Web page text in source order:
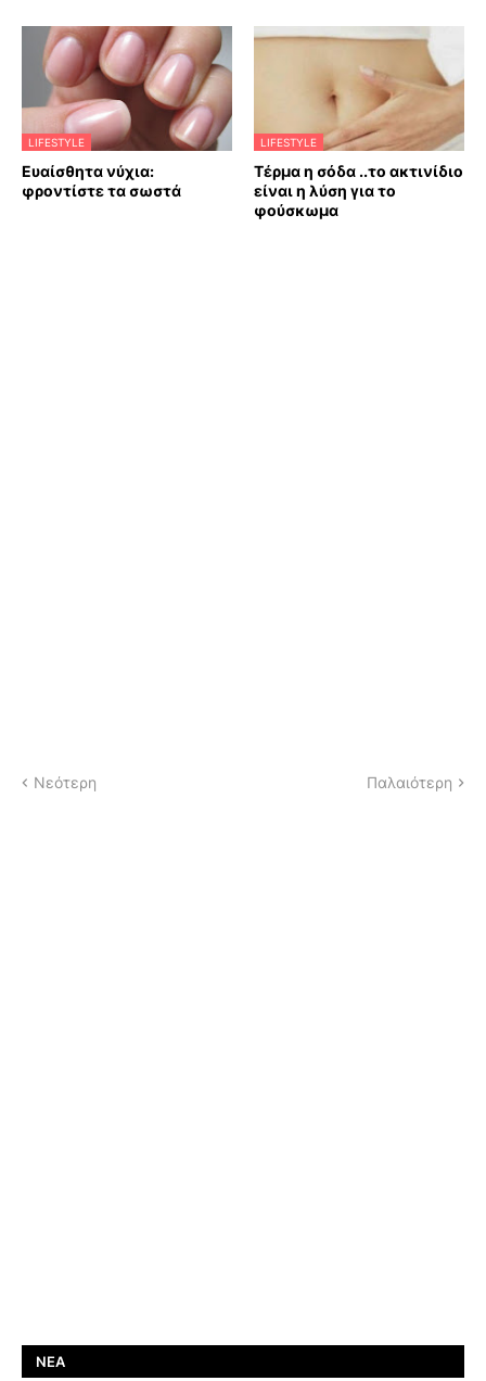
LIFESTYLE
Ευαίσθητα νύχια:
φροντίστε τα σωστά
LIFESTYLE
Τέρμα η σόδα ..το ακτινίδιο
είναι η λύση για το
φούσκωμα
Νεότερη Παλαιότερη
ΝΈΑ